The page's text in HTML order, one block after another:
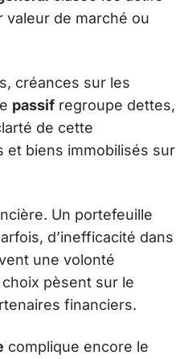
valeur de marché ou
créances sur les
passif regroupe dettes,
de cette
et biens immobilisés sur
Un portefeuille
d’inefficacité dans
une volonté
choix pèsent sur le
financiers.
complique encore le